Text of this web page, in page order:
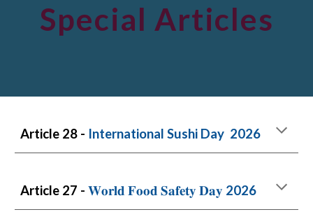
Special Articles
Article 28 - International Sushi Day 2026
Article 27 - 𝐖𝐨𝐫𝐥𝐝 𝐅𝐨𝐨𝐝 𝐒𝐚𝐟𝐞𝐭𝐲 𝐃𝐚𝐲 2026